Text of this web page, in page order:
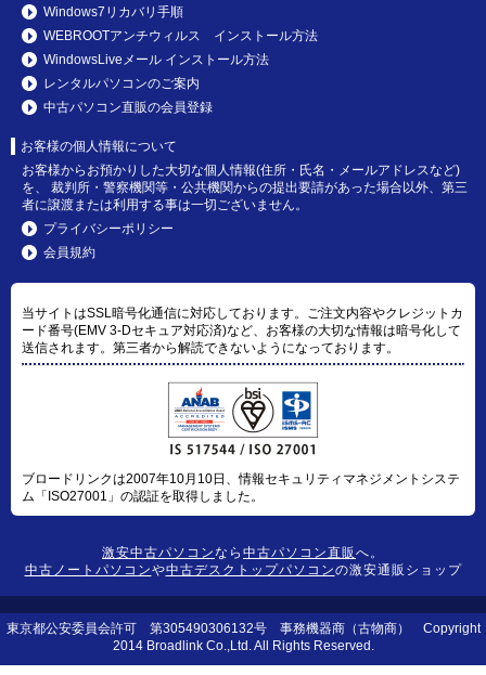
Windows7リカバリ手順
WEBROOTアンチウィルス インストール方法
WindowsLiveメール インストール方法
レンタルパソコンのご案内
中古パソコン直販の会員登録
お客様の個人情報について
お客様からお預かりした大切な個人情報(住所・氏名・メールアドレスなど)
を、 裁判所・警察機関等・公共機関からの提出要請があった場合以外、第三
者に譲渡または利用する事は一切ございません。
プライバシーポリシー
会員規約
当サイトはSSL暗号化通信に対応しております。ご注文内容やクレジットカ
ード番号(EMV 3-Dセキュア対応済)など、お客様の大切な情報は暗号化して
送信されます。第三者から解読できないようになっております。
ブロードリンクは2007年10月10日、情報セキュリティマネジメントシステ
ム「ISO27001」の認証を取得しました。
激安中古パソコンなら 中古パソコン直販へ。
中古ノートパソコンや中古デスクトップパソコンの激安通販ショップ
東京都公安委員会許可 第305490306132号 事務機器商（古物商） Copyright
2014 Broadlink Co.,Ltd. All Rights Reserved.